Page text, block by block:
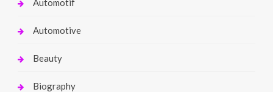
Automotif
Automotive
Beauty
Biography